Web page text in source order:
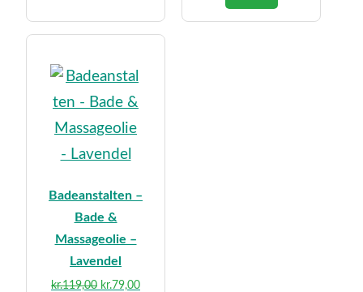
kr.99,95.kr.84,96.
Badeanstalten –
Bade &
Massageolie –
Lavendel
kr.119,00 Den
kr.79,00Den